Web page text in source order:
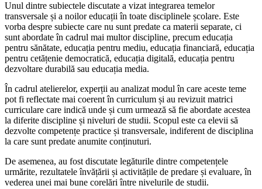
Unul dintre subiectele discutate a vizat integrarea temelor
transversale și a noilor educații în toate disciplinele școlare. Este
vorba despre subiecte care nu sunt predate ca materii separate, ci
sunt abordate în cadrul mai multor discipline, precum educația
pentru sănătate, educația pentru mediu, educația financiară, educația
pentru cetățenie democratică, educația digitală, educația pentru
dezvoltare durabilă sau educația media.
În cadrul atelierelor, experții au analizat modul în care aceste teme
pot fi reflectate mai coerent în curriculum și au revizuit matrici
curriculare care indică unde și cum urmează să fie abordate acestea
la diferite discipline și niveluri de studii. Scopul este ca elevii să
dezvolte competențe practice și transversale, indiferent de disciplina
la care sunt predate anumite conținuturi.
De asemenea, au fost discutate legăturile dintre competențele
urmărite, rezultatele învățării și activitățile de predare și evaluare, în
vederea unei mai bune corelări între nivelurile de studii.